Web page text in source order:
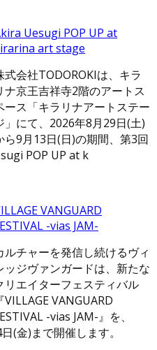
Uesugi POP UP at
art stage
式会社TODOROKIは、キラ
ナ京王吉祥寺2階のアートス
ース「キラリナアートステー
」にて、2026年8月29日(土)
ら9月13日(日)の期間、第3回
POP UP at k
VANGUARD
-vias JAM-
ルチャーを発信し続けるヴィ
ッジヴァンガードは、新たな
リエイターフェスティバル
『VILLAGE VANGUARD
-vias JAM-』を、
(金)まで開催します。